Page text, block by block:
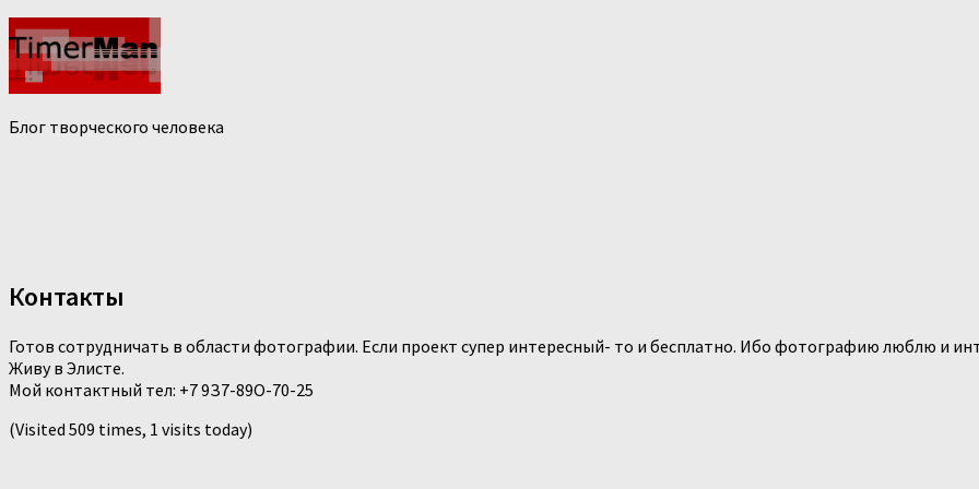
Блог творческого человека
Контакты
Готов сотрудничать в области фотографии. Если проект супер интересный- то и бесплатно. Ибо фотографию люблю и
Живу в Элисте.
Мой контактный тел: +7 9З7-89О-70-25
(Visited 509 times, 1 visits today)